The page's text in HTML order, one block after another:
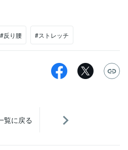
#反り腰 #ストレッチ
覧に戻る